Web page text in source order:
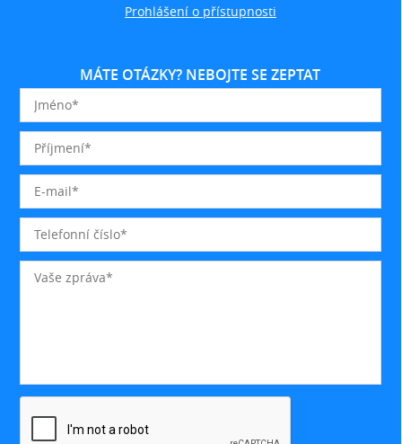
Prohlášení o přístupnosti
MÁTE OTÁZKY? NEBOJTE SE ZEPTAT